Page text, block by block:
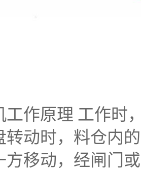
工作原理 工作时
转动时，料仓内
方移动，经闸门